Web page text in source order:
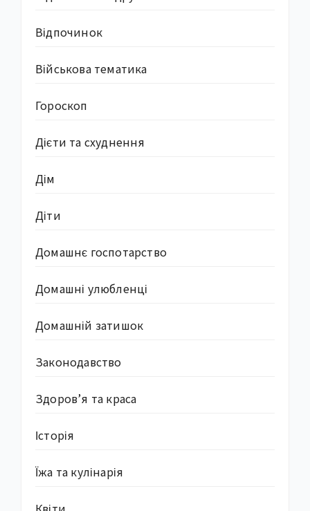
Відпочинок
Військова тематика
Гороскоп
Дієти та схуднення
Дім
Діти
Домашнє госпотарство
Домашні улюбленці
Домашній затишок
Законодавство
Здоров’я та краса
Історія
Їжа та кулінарія